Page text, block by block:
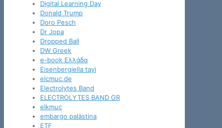
Digital Learning Day
Donald Trump
Doro Pesch
Dr Jopa
Dropped Ball
DW Greek
e-book Ελλάδα
Eisenbergiella tayi
elcmuc.de
Electrolytes Band
ELECTROLYTES BAND GR
elkmuc
embargo palästina
ETF